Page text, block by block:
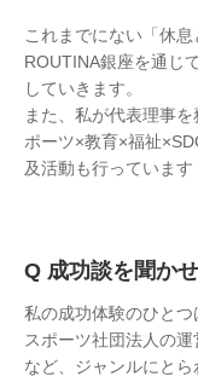
これまでにない「休
ROUTINA銀座を通じ
していきます。
また、私が代表理事
ポーツ×教育×福祉
及活動も行っています
成功談を聞か
私の成功体験のひと
スポーツ社団法人の
など、ジャンルにと